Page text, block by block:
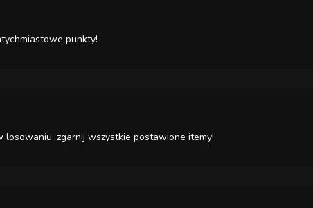
punkty!
losowaniu, zgarnij wszystkie postawione itemy!